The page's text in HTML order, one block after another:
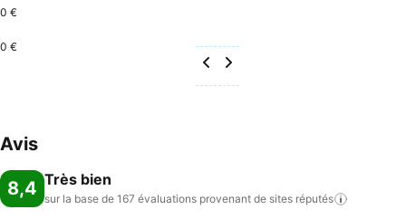
0 €
0 €
Avis
8,4 Très bien
sur la base de 167 évaluations provenant de sites réputés